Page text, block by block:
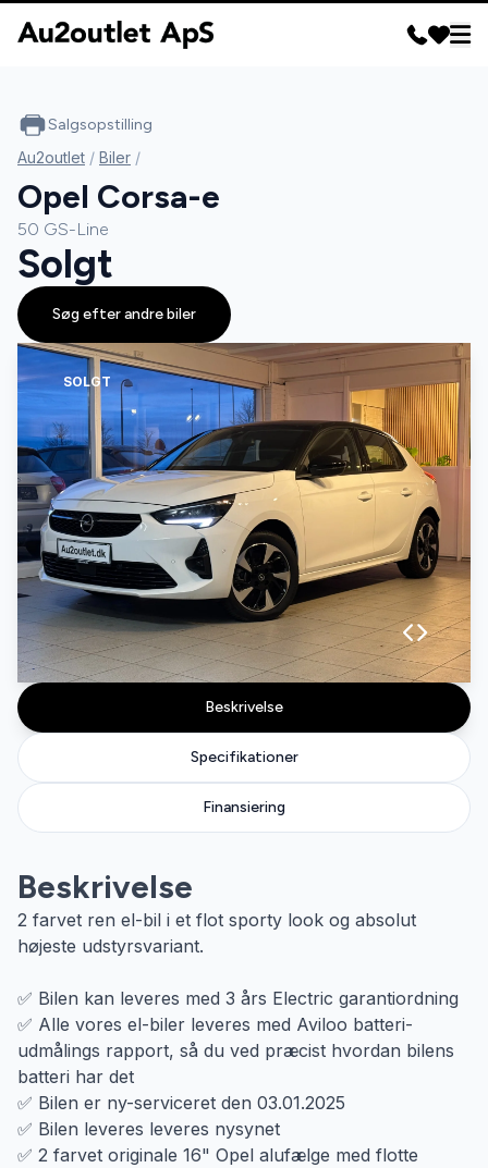
SOLGT
Specifikationer
Beskrivelse
Finansiering
Beskrivelse
2 farvet ren el-bil i et flot sporty look og absolut
højeste udstyrsvariant.
✅ Bilen kan leveres med 3 års Electric garantiordning
✅ Alle vores el-biler leveres med Aviloo batteri-
udmålings rapport, så du ved præcist hvordan bilens
batteri har det
✅ Bilen er ny-serviceret den 03.01.2025
✅ Bilen leveres leveres nysynet
✅ 2 farvet originale 16" Opel alufælge med flotte
Salgsopstilling
Au2outlet / Biler /
Opel Corsa-e
50 GS-Line
Solgt
Søg efter andre biler